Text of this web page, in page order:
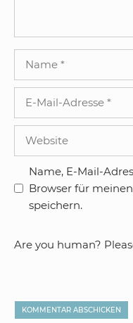
Adresse
Name, E-Mail-
Browser für
speichern.
Are you human?